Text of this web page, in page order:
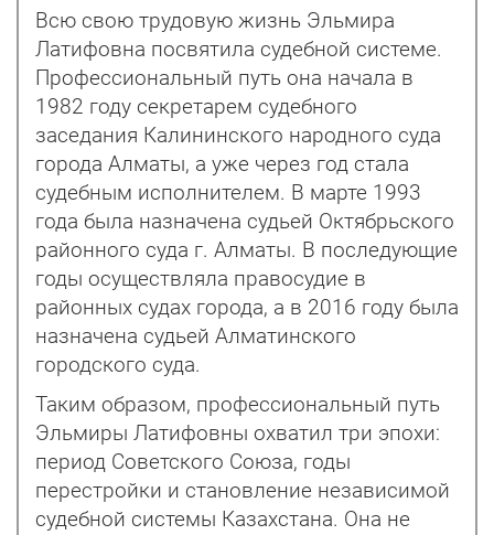
Всю свою трудовую жизнь Эльмира
Латифовна посвятила судебной системе.
Профессиональный путь она начала в
1982 году секретарем судебного
заседания Калининского народного суда
города Алматы, а уже через год стала
судебным исполнителем. В марте 1993
года была назначена судьей Октябрьского
районного суда г. Алматы. В последующие
годы осуществляла правосудие в
районных судах города, а в 2016 году была
назначена судьей Алматинского
городского суда.
Таким образом, профессиональный путь
Эльмиры Латифовны охватил три эпохи:
период Советского Союза, годы
перестройки и становление независимой
судебной системы Казахстана. Она не